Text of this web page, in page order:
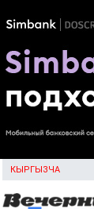
КЫРГЫЗЧА